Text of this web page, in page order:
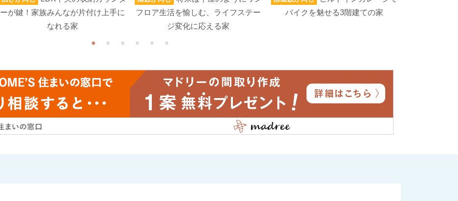
ーが鍵！家族みんなが片付け上手に
なれる家
フロア生活を愉しむ、ライフステー
ジ変化に応える家
バイクを魅せる3階建ての家